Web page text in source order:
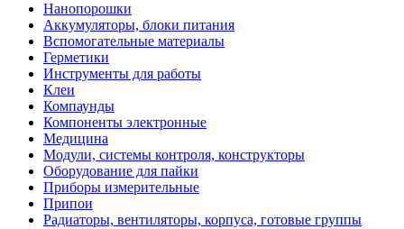
Нанопорошки
Аккумуляторы, блоки питания
Вспомогательные материалы
Герметики
Инструменты для работы
Клеи
Компаунды
Компоненты электронные
Медицина
Модули, системы контроля, конструкторы
Оборудование для пайки
Приборы измерительные
Припои
Радиаторы, вентиляторы, корпуса, готовые группы